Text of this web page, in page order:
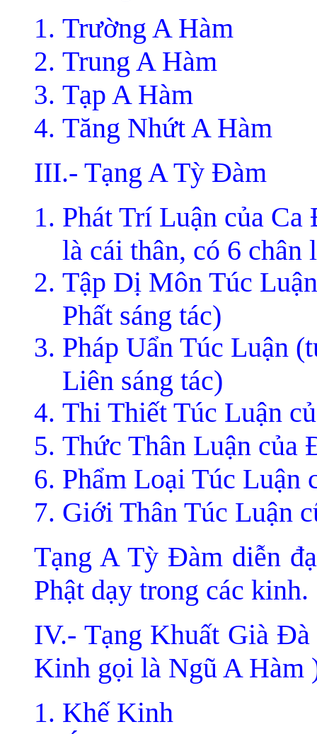
Trường A Hàm
Trung A Hàm
Tạp A Hàm
Tăng Nhứt A Hàm
III.- Tạng A Tỳ Ðàm
Phát Trí Luận của
là cái thân, có 6 chân
Tập Dị Môn Túc
Phất sáng tác)
Pháp Uẩn Túc Luận
Liên sáng tác)
Thi Thiết Túc Luận
Thức Thân Luận của
Phẩm Loại Túc Luận
Giới Thân Túc Luận
Tạng A Tỳ Ðàm diễn
Phật dạy trong các kinh.
IV.- Tạng Khuất Già
Kinh gọi là Ngũ A Hàm
Khế Kinh